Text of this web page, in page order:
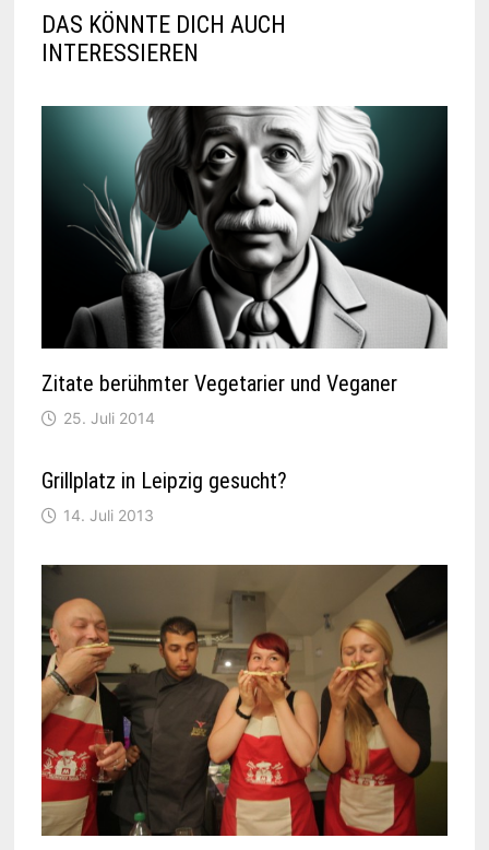
DAS KÖNNTE DICH AUCH
INTERESSIEREN
Zitate berühmter Vegetarier und Veganer
25. Juli 2014
Grillplatz in Leipzig gesucht?
14. Juli 2013